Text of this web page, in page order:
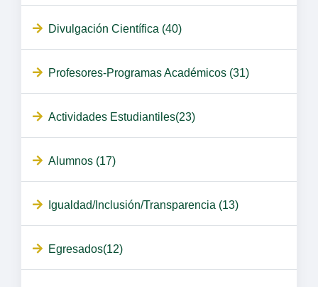
Divulgación Científica (40)
Profesores-Programas Académicos (31)
Actividades Estudiantiles(23)
Alumnos (17)
Igualdad/Inclusión/Transparencia (13)
Egresados(12)